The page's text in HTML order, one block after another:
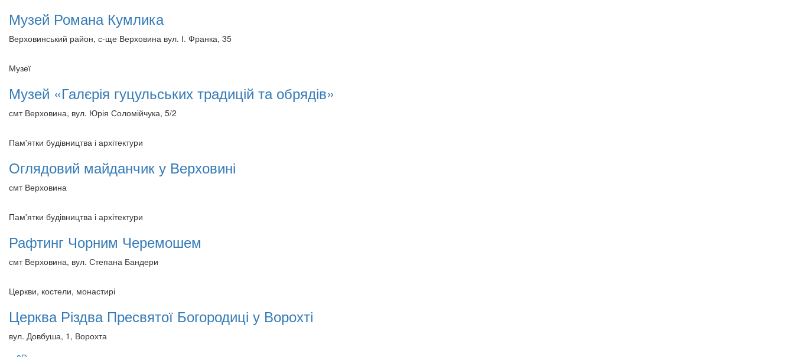
Музей Романа Кумлика
Верховинський район, с-ще Верховина вул. І. Франка, 35
Музеї
Музей «Галєрія гуцульських традицій та обрядів»
смт Верховина, вул. Юрія Соломійчука, 5/2
Пам'ятки будівництва і архітектури
Оглядовий майданчик у Верховині
смт Верховина
Пам'ятки будівництва і архітектури
Рафтинг Чорним Черемошем
смт Верховина, вул. Степана Бандери
Церкви, костели, монастирі
Церква Різдва Пресвятої Богородиці у Ворохті
вул. Довбуша, 1, Ворохта